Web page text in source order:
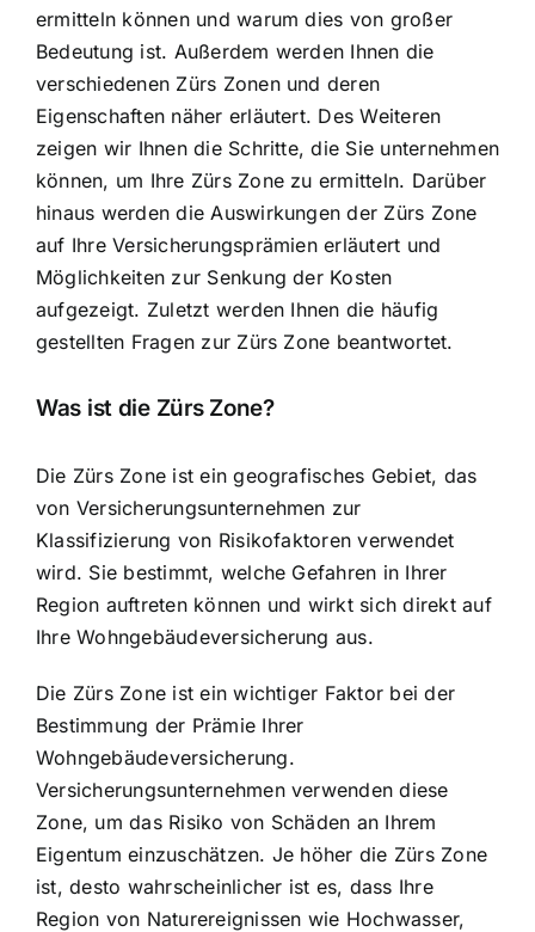
ermitteln können und warum dies von großer
Bedeutung ist. Außerdem werden Ihnen die
verschiedenen Zürs Zonen und deren
Eigenschaften näher erläutert. Des Weiteren
zeigen wir Ihnen die Schritte, die Sie unternehmen
können, um Ihre Zürs Zone zu ermitteln. Darüber
hinaus werden die Auswirkungen der Zürs Zone
auf Ihre Versicherungsprämienerläutert und
Möglichkeiten zur Senkung der Kosten
aufgezeigt. Zuletzt werden Ihnen die häufig
gestellten Fragen zur Zürs Zone beantwortet.
Was ist die Zürs Zone?
Die Zürs Zone ist ein geografisches Gebiet, das
von Versicherungsunternehmen zur
Klassifizierung von Risikofaktoren verwendet
wird. Sie bestimmt, welche Gefahren in Ihrer
Region auftreten können und wirkt sich direkt auf
Ihre Wohngebäudeversicherung aus.
Die Zürs Zone ist ein wichtiger Faktor bei der
Bestimmung der Prämie Ihrer
Wohngebäudeversicherung.
Versicherungsunternehmen verwenden diese
Zone, um das Risiko von Schäden an Ihrem
Eigentum einzuschätzen. Je höher die Zürs Zone
ist, desto wahrscheinlicher ist es, dass Ihre
Region von Naturereignissen wie Hochwasser,